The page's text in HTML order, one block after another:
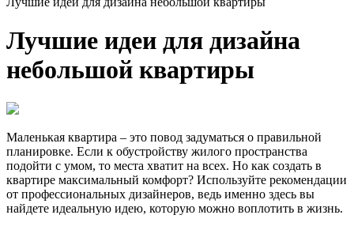
Лучшие идеи для дизайна
небольшой квартиры
Маленькая квартира – это повод задуматься о правильной
планировке. Если к обустройству жилого пространства
подойти с умом, то места хватит на всех. Но как создать в
квартире максимальный комфорт? Используйте рекомендации
от профессиональных дизайнеров, ведь именно здесь вы
найдете идеальную идею, которую можно воплотить в жизнь.